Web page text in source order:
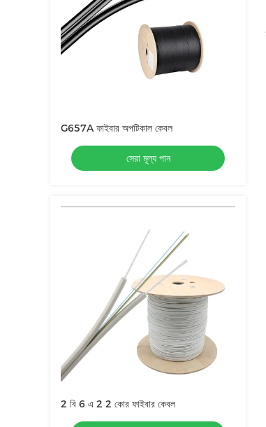
G657A ফাইবার অপটিকাল কেবল
সেরা মূল্য পান
2 বি 6 এ 2 2 কোর ফাইবার কেবল